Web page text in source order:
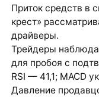
Приток средств в
крест»
драйверы.
Трейдеры
для пробоя с
RSI — 41,1; MACD
Давление